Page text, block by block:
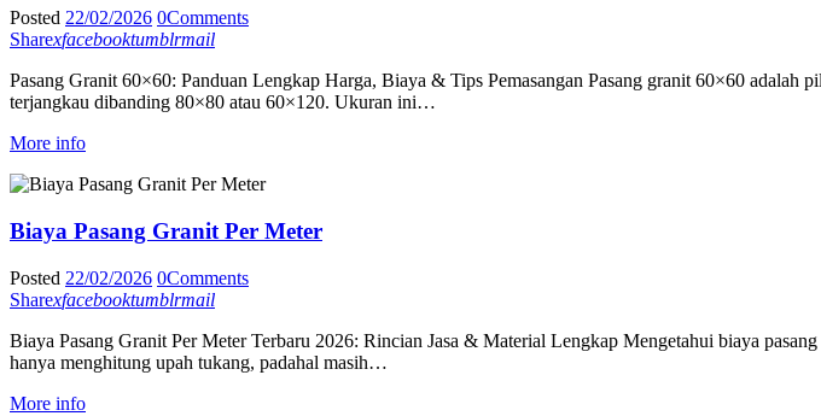
Posted 22/02/2026 0Comments
Sharexfacebooktumblrmail
Pasang Granit 60×60: Panduan Lengkap Harga, Biaya & Tips Pemasangan Pasang granit 60×60
terjangkau dibanding 80×80 atau 60×120. Ukuran ini…
More info
Biaya Pasang Granit Per Meter
Posted 22/02/2026 0Comments
Sharexfacebooktumblrmail
Biaya Pasang Granit Per Meter Terbaru 2026: Rincian Jasa & Material Lengkap Mengetahui biaya
hanya menghitung upah tukang, padahal masih…
More info